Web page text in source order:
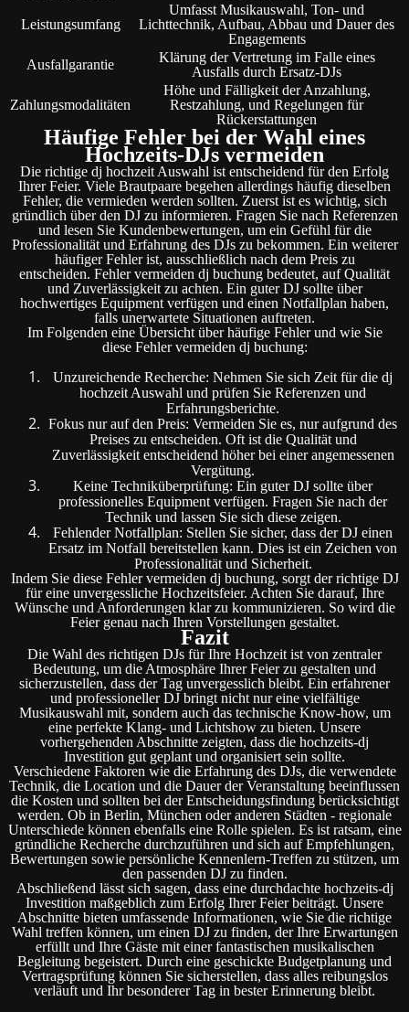
Leistungsumfang
Umfasst Musikauswahl, Ton- und
Lichttechnik, Aufbau, Abbau und Dauer des
Engagements
Ausfallgarantie
Klärung der Vertretung im Falle eines
Ausfalls durch Ersatz-DJs
Zahlungsmodalitäten
Höhe und Fälligkeit der Anzahlung,
Restzahlung, und Regelungen für
Rückerstattungen
Häufige Fehler bei der Wahl eines
Hochzeits-DJs vermeiden
Die richtige dj hochzeit Auswahl ist entscheidend für den Erfolg
Ihrer Feier. Viele Brautpaare begehen allerdings häufig dieselben
Fehler, die vermieden werden sollten. Zuerst ist es wichtig, sich
gründlich über den DJ zu informieren. Fragen Sie nach Referenzen
und lesen Sie Kundenbewertungen, um ein Gefühl für die
Professionalität und Erfahrung des DJs zu bekommen. Ein weiterer
häufiger Fehler ist, ausschließlich nach dem Preis zu
entscheiden. Fehler vermeiden dj buchung bedeutet, auf Qualität
und Zuverlässigkeit zu achten. Ein guter DJ sollte über
hochwertiges Equipment verfügen und einen Notfallplan haben,
falls unerwartete Situationen auftreten.
Im Folgenden eine Übersicht über häufige Fehler und wie Sie
diese Fehler vermeiden dj buchung:
Unzureichende Recherche: Nehmen Sie sich Zeit für die dj
hochzeit Auswahl und prüfen Sie Referenzen und
Erfahrungsberichte.
Fokus nur auf den Preis: Vermeiden Sie es, nur aufgrund des
Preises zu entscheiden. Oft ist die Qualität und
Zuverlässigkeit entscheidend höher bei einer angemessenen
Vergütung.
Keine Techniküberprüfung: Ein guter DJ sollte über
professionelles Equipment verfügen. Fragen Sie nach der
Technik und lassen Sie sich diese zeigen.
Fehlender Notfallplan: Stellen Sie sicher, dass der DJ einen
Ersatz im Notfall bereitstellen kann. Dies ist ein Zeichen von
Professionalität und Sicherheit.
Indem Sie diese Fehler vermeiden dj buchung, sorgt der richtige DJ
für eine unvergessliche Hochzeitsfeier. Achten Sie darauf, Ihre
Wünsche und Anforderungen klar zu kommunizieren. So wird die
Feier genau nach Ihren Vorstellungen gestaltet.
Fazit
Die Wahl des richtigen DJs für Ihre Hochzeit ist von zentraler
Bedeutung, um die Atmosphäre Ihrer Feier zu gestalten und
sicherzustellen, dass der Tag unvergesslich bleibt. Ein erfahrener
und professioneller DJ bringt nicht nur eine vielfältige
Musikauswahl mit, sondern auch das technische Know-how, um
eine perfekte Klang- und Lichtshow zu bieten. Unsere
vorhergehenden Abschnitte zeigten, dass die hochzeits-dj
Investition gut geplant und organisiert sein sollte.
Verschiedene Faktoren wie die Erfahrung des DJs, die verwendete
Technik, die Location und die Dauer der Veranstaltung beeinflussen
die Kosten und sollten bei der Entscheidungsfindung berücksichtigt
werden. Ob in Berlin, München oder anderen Städten - regionale
Unterschiede können ebenfalls eine Rolle spielen. Es ist ratsam, eine
gründliche Recherche durchzuführen und sich auf Empfehlungen,
Bewertungen sowie persönliche Kennenlern-Treffen zu stützen, um
den passenden DJ zu finden.
Abschließend lässt sich sagen, dass eine durchdachte hochzeits-dj
Investition maßgeblich zum Erfolg Ihrer Feier beiträgt. Unsere
Abschnitte bieten umfassende Informationen, wie Sie die richtige
Wahl treffen können, um einen DJ zu finden, der Ihre Erwartungen
erfüllt und Ihre Gäste mit einer fantastischen musikalischen
Begleitung begeistert. Durch eine geschickte Budgetplanung und
Vertragsprüfung können Sie sicherstellen, dass alles reibungslos
verläuft und Ihr besonderer Tag in bester Erinnerung bleibt.